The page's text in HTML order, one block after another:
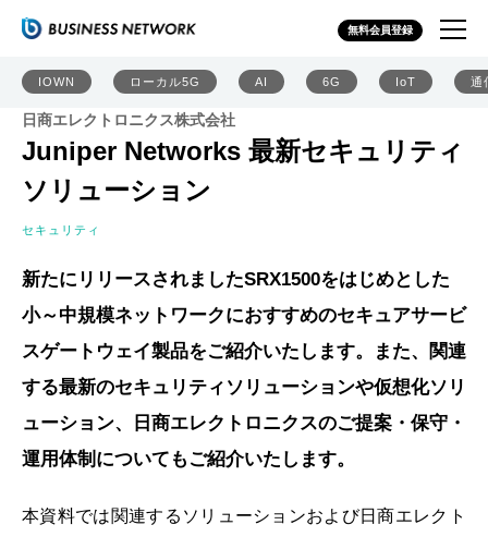
無料会員登録
IOWN ローカル5G AI 6G IoT 通
日商エレクトロニクス株式会社
Juniper Networks 最新セキュリティ
ソリューション
セキュリティ
新たにリリースされましたSRX1500をはじめとした
小～中規模ネットワークにおすすめのセキュアサービ
スゲートウェイ製品をご紹介いたします。また、関連
する最新のセキュリティソリューションや仮想化ソリ
ューション、日商エレクトロニクスのご提案・保守・
運用体制についてもご紹介いたします。
本資料では関連するソリューションおよび日商エレクト